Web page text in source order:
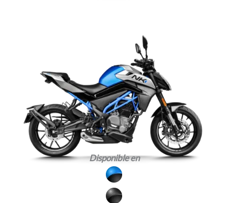
Disponible en